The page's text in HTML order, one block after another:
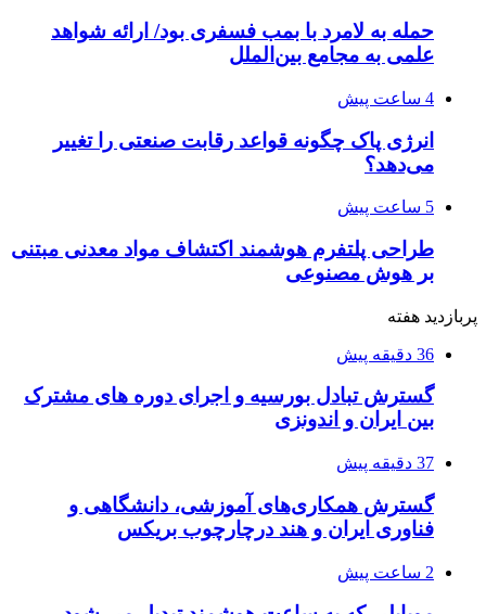
حمله به لامرد با بمب فسفری بود/ ارائه شواهد
علمی به مجامع بین‌الملل
4 ساعت پیش
انرژی پاک چگونه قواعد رقابت صنعتی را تغییر
می‌دهد؟
5 ساعت پیش
طراحی پلتفرم هوشمند اکتشاف مواد معدنی مبتنی
بر هوش مصنوعی
پربازدید هفته
36 دقیقه پیش
گسترش تبادل بورسیه و اجرای دوره های مشترک
بین ایران و اندونزی
37 دقیقه پیش
گسترش همکاری‌های آموزشی، دانشگاهی و
فناوری ایران و هند درچارچوب بریکس
2 ساعت پیش